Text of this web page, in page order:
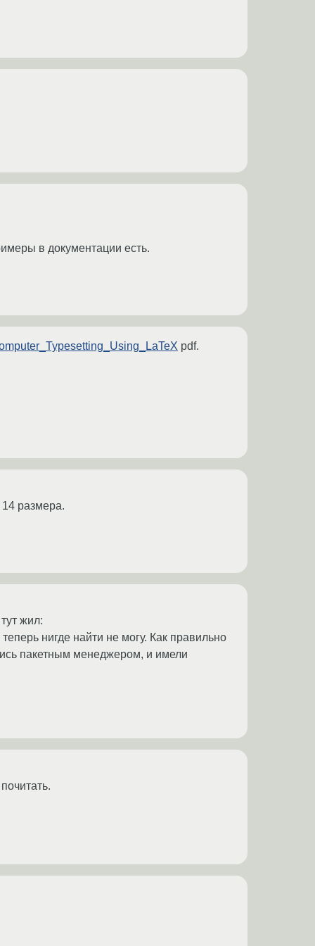
в документации есть.
pdf.
размера.
жил:
нигде найти не могу. Как правильно
пакетным менеджером, и имели